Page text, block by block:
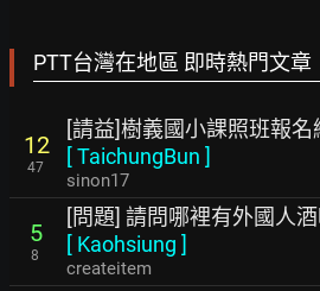
PTT台灣在地區 即時熱門文章
12
47
[請益]樹義國小課照班報名
[TaichungBun ]
sinon17
5
8
[問題] 請問哪裡有外國人
[ Kaohsiung ]
createitem